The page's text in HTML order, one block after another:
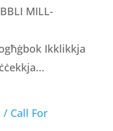
MILL-
Ikklikkja